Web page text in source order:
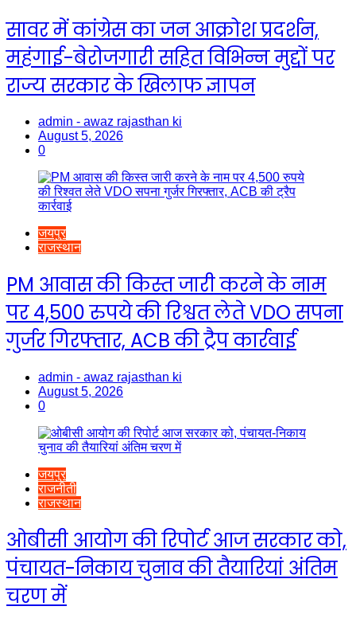
सावर में कांग्रेस का जन आक्रोश प्रदर्शन,
महंगाई-बेरोजगारी सहित विभिन्न मुद्दों पर
राज्य सरकार के खिलाफ ज्ञापन
admin - awaz rajasthan ki
August 5, 2026
0
जयपुर
राजस्थान
PM आवास की किस्त जारी करने के नाम
पर 4,500 रुपये की रिश्वत लेते VDO सपना
गुर्जर गिरफ्तार, ACB की ट्रैप कार्रवाई
admin - awaz rajasthan ki
August 5, 2026
0
जयपुर
राजनीती
राजस्थान
ओबीसी आयोग की रिपोर्ट आज सरकार को,
पंचायत-निकाय चुनाव की तैयारियां अंतिम
चरण में